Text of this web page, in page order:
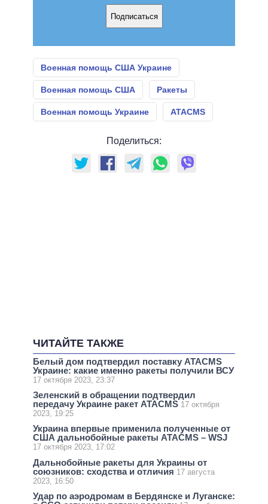
Подписаться
Военная помощь США Украине
Военная помощь США Ракеты
Военная помощь Украине ATACMS
Поделиться:
ЧИТАЙТЕ ТАКЖЕ
Белый дом подтвердил поставку ATACMS
Украине: какие именно ракеты получили ВСУ
17 октября 2023, 23:37
Зеленский в обращении подтвердил
передачу Украине ракет ATACMS 17 октября
2023, 19:25
Украина впервые применила полученные от
США дальнобойные ракеты ATACMS – WSJ
17 октября 2023, 17:02
Дальнобойные ракеты для Украины от
союзников: сходства и отличия 17 августа
2023, 16:50
Удар по аэродромам в Бердянске и Луганске: